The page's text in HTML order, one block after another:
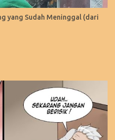
yang Sudah Meninggal (dari